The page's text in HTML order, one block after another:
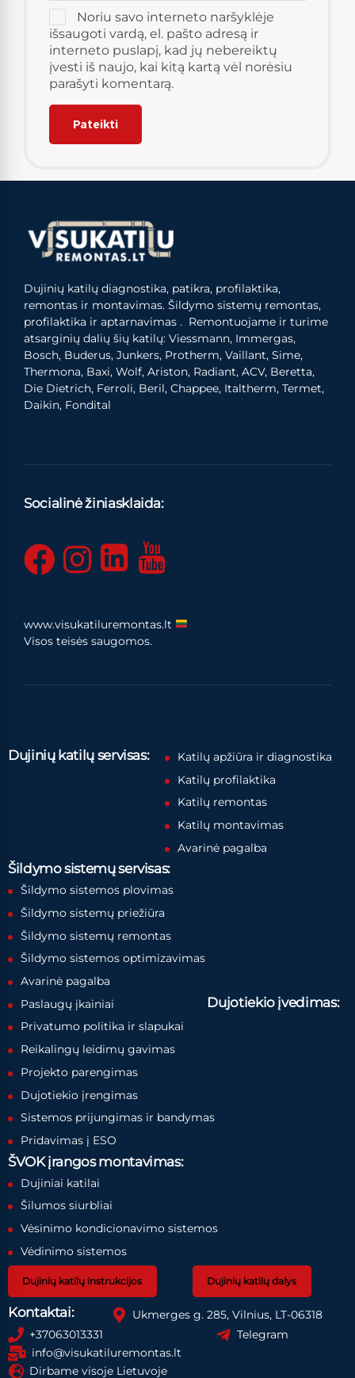
Noriu savo interneto naršyklėje
išsaugoti vardą, el. pašto adresą ir
interneto puslapį, kad jų nebereiktų
įvesti iš naujo, kai kitą kartą vėl norėsiu
parašyti komentarą.
Dujinių katilų diagnostika, patikra, profilaktika,
remontas ir montavimas. Šildymo sistemų remontas,
profilaktika ir aptarnavimas . Remontuojame ir turime
atsarginių dalių šių katilų: Viessmann, Immergas,
Bosch, Buderus, Junkers, Protherm, Vaillant, Sime,
Thermona, Baxi, Wolf, Ariston, Radiant, ACV, Beretta,
Die Dietrich, Ferroli, Beril, Chappee, Italtherm, Termet,
Daikin, Fondital
Socialinė žiniasklaida:
www.visukatiluremontas.lt
Visos teisės saugomos.
Dujinių katilų servisas:
Katilų apžiūra ir diagnostika
Katilų profilaktika
Katilų remontas
Katilų montavimas
Avarinė pagalba
Šildymo sistemų servisas:
Šildymo sistemos plovimas
Šildymo sistemų priežiūra
Šildymo sistemų remontas
Šildymo sistemos optimizavimas
Avarinė pagalba
Paslaugų įkainiai
Privatumo politika ir slapukai
Dujotiekio įvedimas:
Reikalingų leidimų gavimas
Projekto parengimas
Dujotiekio įrengimas
Sistemos prijungimas ir bandymas
Pridavimas į ESO
ŠVOK įrangos montavimas:
Dujiniai katilai
Šilumos siurbliai
Vėsinimo kondicionavimo sistemos
Vėdinimo sistemos
Dujinių katilų instrukcijos Dujinių katilų dalys
Kontaktai:
Ukmerges g. 285, Vilnius, LT-06318
+37063013331
Telegram
info@visukatiluremontas.lt
Dirbame visoje Lietuvoje